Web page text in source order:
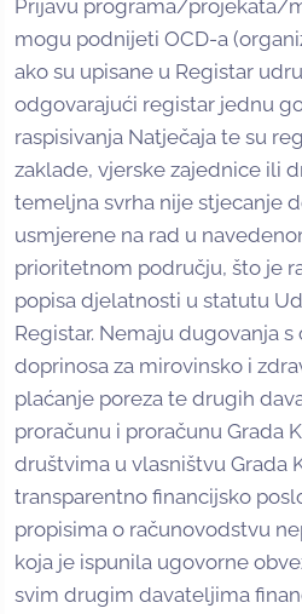
Prijavu programa/projekata/
mogu podnijeti OCD-a
ako su upisane u Registar
odgovarajući registar jednu
raspisivanja Natječaja te su
zaklade, vjerske zajednice ili
temeljna svrha nije stjecanje
usmjerene na rad u
prioritetnom području, što je
popisa djelatnosti u statutu
Registar. Nemaju dugovanja s
doprinosa za mirovinsko i
plaćanje poreza te drugih
proračunu i proračunu Grada
društvima u vlasništvu Grada
transparentno financijsko
propisima o računovodstvu
koja je ispunila ugovorne
svim drugim davateljima